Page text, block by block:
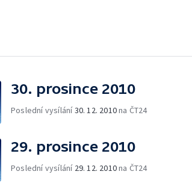
30. prosince 2010
Poslední vysílání30. 12. 2010na ČT24
29. prosince 2010
Poslední vysílání 29. 12. 2010na ČT24